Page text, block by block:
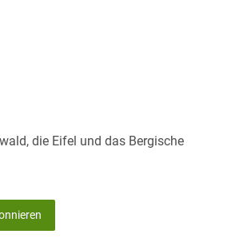
die Eifel und das Bergische